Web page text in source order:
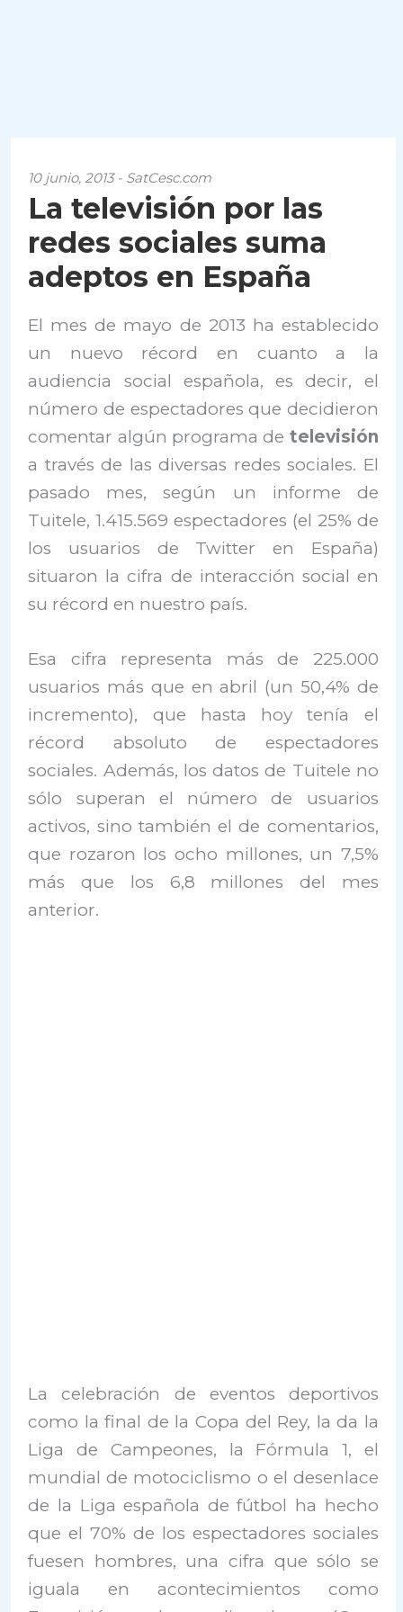
10 junio, 2013 - SatCesc.com
La televisión por las
redes sociales suma
adeptos en España
El mes de mayo de 2013 ha establecido
un nuevo récord en cuanto a la
audiencia social española, es decir, el
número de espectadores que decidieron
comentar algún programa de televisión
a través de las diversas redes sociales. El
pasado mes, según un informe de
Tuitele, 1.415.569 espectadores (el 25% de
los usuarios de Twitter en España)
situaron la cifra de interacción social en
su récord en nuestro país.
Esa cifra representa más de 225.000
usuarios más que en abril (un 50,4% de
incremento), que hasta hoy tenía el
récord absoluto de espectadores
sociales. Además, los datos de Tuitele no
sólo superan el número de usuarios
activos, sino también el de comentarios,
que rozaron los ocho millones, un 7,5%
más que los 6,8 millones del mes
anterior.
La celebración de eventos deportivos
como la final de la Copa del Rey, la da la
Liga de Campeones, la Fórmula 1, el
mundial de motociclismo o el desenlace
de la Liga española de fútbol ha hecho
que el 70% de los espectadores sociales
fuesen hombres, una cifra que sólo se
iguala en acontecimientos como